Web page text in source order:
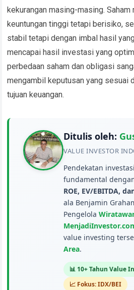
kekurangan masing-masing.
keuntungan tinggi tetapi berisiko,
stabil tetapi dengan imbal hasil
mencapai hasil investasi yang
perbedaan saham dan obligasi
mengambil keputusan yang sesuai
tujuan keuangan.
Ditulis oleh:
VALUE INVESTOR
Pendekatan
fundamental
ROE, EV/EBITDA,
ala Benjamin
Pengelola
value investing
Area.
📊 10+ Tahun Value
📈 Fokus: IDX/BEI